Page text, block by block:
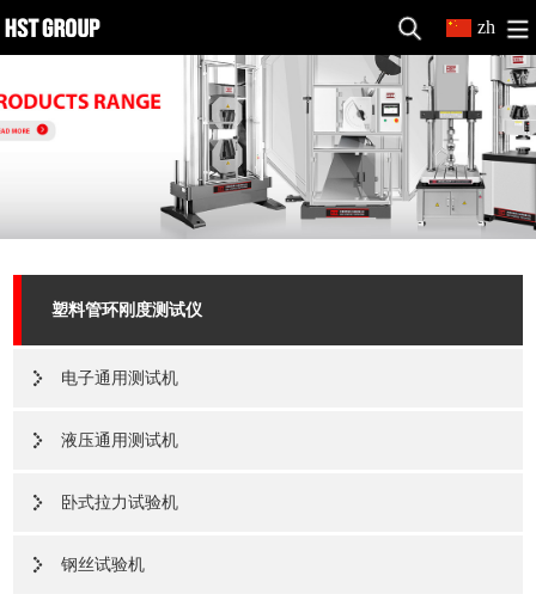
zh
塑料管环刚度测试仪
电子通用测试机
液压通用测试机
卧式拉力试验机
钢丝试验机